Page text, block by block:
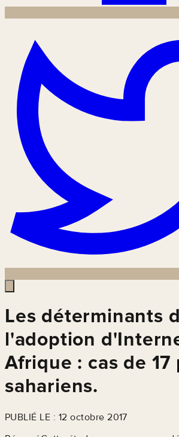
Les déterminants
l'adoption
Afrique : cas de 17
sahariens.
PUBLIÉ LE : 12 octobre 2017